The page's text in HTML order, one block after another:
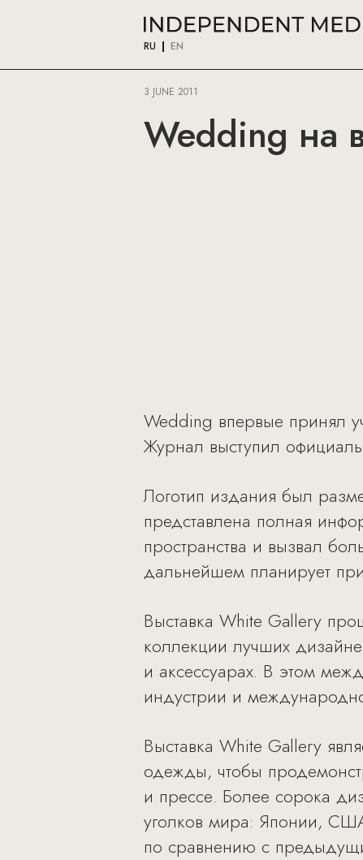
RU EN
3 JUNE 2011
Wedding на
Wedding впервые принял
Журнал выступил
Логотип издания был
представлена полная
пространства и вызвал
дальнейшем планирует
Выставка White Gallery
коллекции лучших
и аксессуарах. В этом
индустрии и
Выставка White Gallery
одежды, чтобы
и прессе. Более сорока
уголков мира: Японии,
по сравнению с